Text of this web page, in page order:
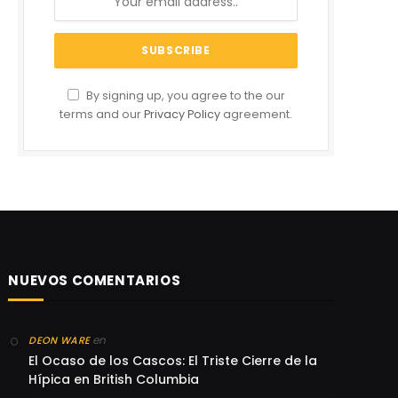
By signing up, you agree to the our
terms and ourPrivacy Policy agreement.
NUEVOS COMENTARIOS
DEON WAREen
El Ocaso de los Cascos: El Triste Cierre de la
Hípica en British Columbia